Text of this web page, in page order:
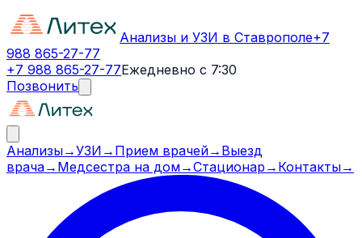
Анализы и УЗИ в Ставрополе+7
988 865-27-77
+7 988 865-27-77Ежедневно с 7:30
Позвонить
Анализы→УЗИ → Прием врачей→ Выезд
врача→ Медсестра на дом→Стационар → Контакты→